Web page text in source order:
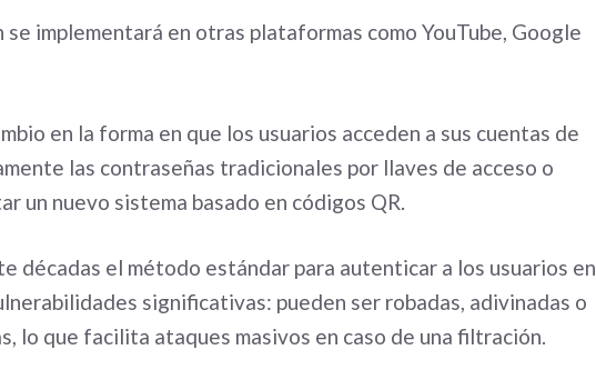
implementará en otras plataformas como YouTube, Google
en la forma en que los usuarios acceden a sus cuentas de
las contraseñas tradicionales por llaves de acceso o
un nuevo sistema basado en códigos QR.
décadas el método estándar para autenticar a los usuarios en
significativas: pueden ser robadas, adivinadas o
lo que facilita ataques masivos en caso de una filtración.